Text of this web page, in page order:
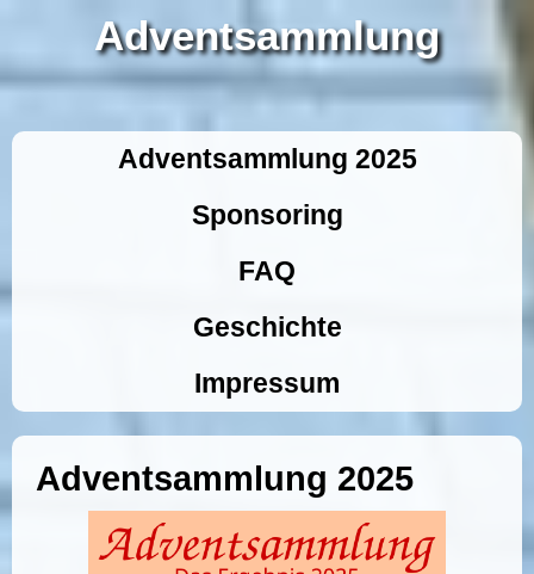
Adventsammlung
Adventsammlung 2025
Sponsoring
FAQ
Geschichte
Impressum
Adventsammlung 2025